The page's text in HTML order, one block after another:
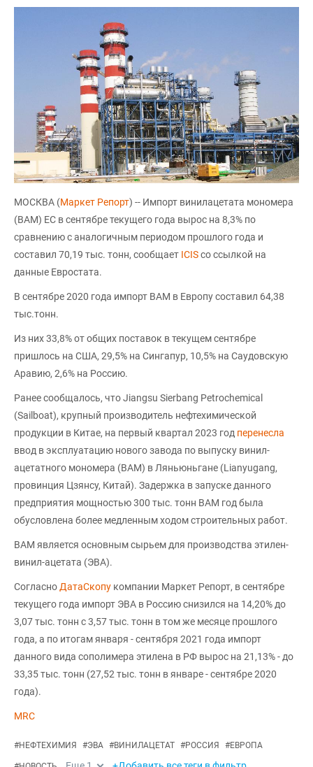
МОСКВА (Маркет Репорт) -- Импорт винилацетата мономера
(ВАМ) ЕС в сентябре текущего года вырос на 8,3% по
сравнению с аналогичным периодом прошлого года и
составил 70,19 тыс. тонн, сообщает ICISсо ссылкой на
данные Евростата.
В сентябре 2020 года импорт ВАМ в Европу составил 64,38
тыс.тонн.
Из них 33,8% от общих поставок в текущем сентябре
пришлось на США, 29,5% на Сингапур, 10,5% на Саудовскую
Аравию, 2,6% на Россию.
Ранее сообщалось, что Jiangsu Sierbang Petrochemical
(Sailboat), крупный производитель нефтехимической
продукции в Китае, на первый квартал 2023 год перенесла
ввод в эксплуатацию нового завода по выпуску винил-
ацетатного мономера (ВАМ) в Ляньюньгане (Lianyugang,
провинция Цзянсу, Китай). Задержка в запуске данного
предприятия мощностью 300 тыс. тонн ВАМ год была
обусловлена более медленным ходом строительных работ.
ВАМ является основным сырьем для производства этилен-
винил-ацетата (ЭВА).
Согласно ДатаСкопу компании Маркет Репорт, в сентябре
текущего года импорт ЭВА в Россию снизился на 14,20% до
3,07 тыс. тонн с 3,57 тыс. тонн в том же месяце прошлого
года, а по итогам января - сентября 2021 года импорт
данного вида сополимера этилена в РФ вырос на 21,13% - до
33,35 тыс. тонн (27,52 тыс. тонн в январе - сентябре 2020
года).
MRC
#НЕФТЕХИМИЯ #ЭВА #ВИНИЛАЦЕТАТ #РОССИЯ #ЕВРОПА